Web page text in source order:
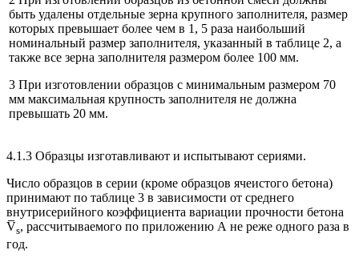
быть удалены отдельные зерна крупного заполнителя, размер
которых превышает более чем в 1, 5 раза наибольший
номинальный размер заполнителя, указанный в таблице 2, а
также все зерна заполнителя размером более 100 мм.
3 При изготовлении образцов с минимальным размером 70
мм максимальная крупность заполнителя не должна
превышать 20 мм.
4.1.3 Образцы изготавливают и испытывают сериями.
Число образцов в серии (кроме образцов ячеистого бетона)
принимают по таблице 3 в зависимости от среднего
внутрисерийного коэффициента вариации прочности бетона
V̅s, рассчитываемого по приложению А не реже одного раза в
год.